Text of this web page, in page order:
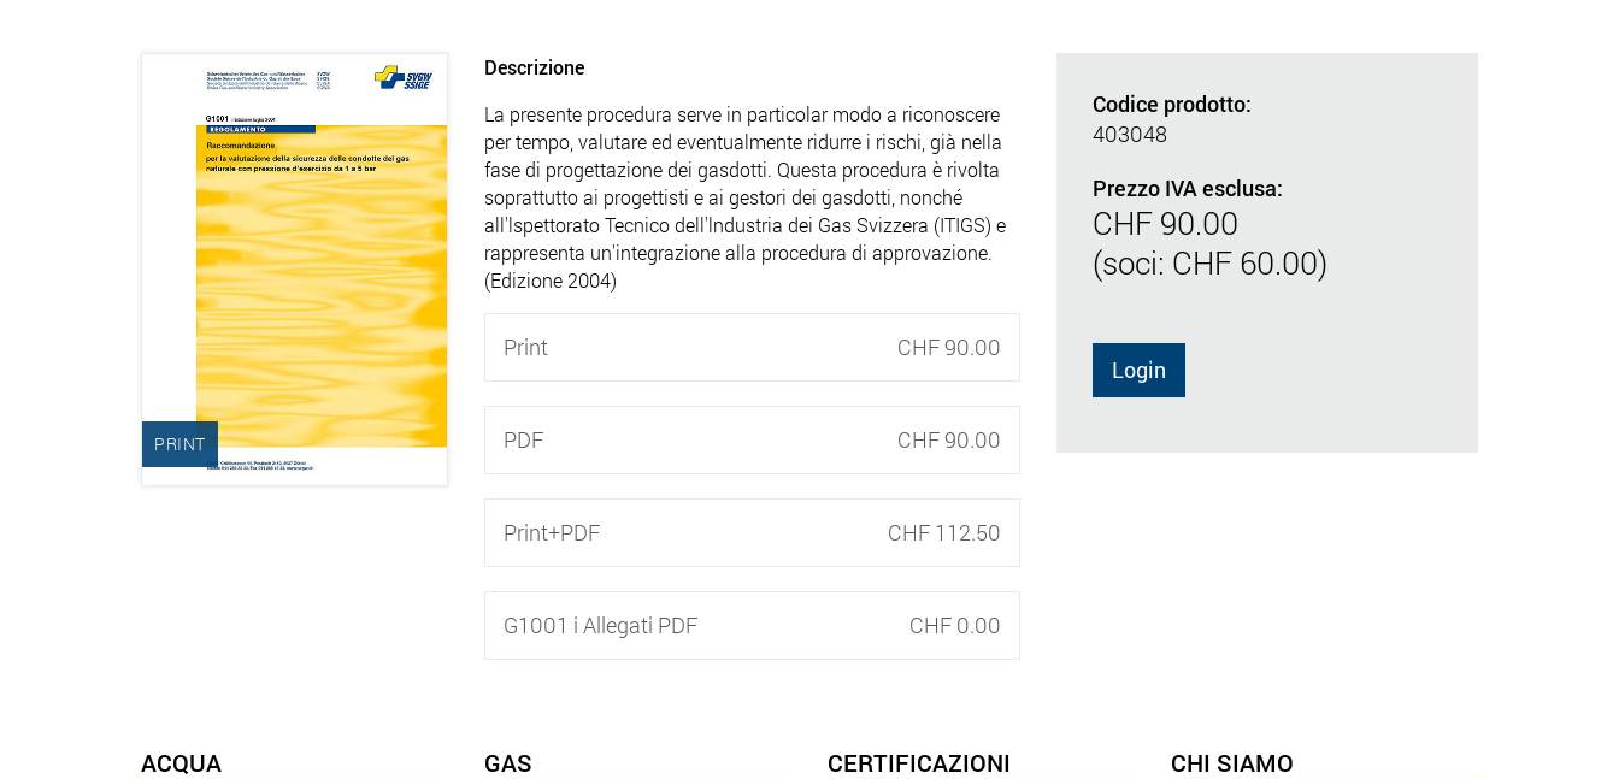
PRINT
Descrizione
La presente procedura serve in particolar modo a riconoscere
per tempo, valutare ed eventualmente ridurre i rischi, già nella
fase di progettazione dei gasdotti. Questa procedura è rivolta
soprattutto ai progettisti e ai gestori dei gasdotti, nonché
all'lspettorato Tecnico dell'lndustria dei Gas Svizzera (ITIGS) e
rappresenta un'integrazione alla procedura di approvazione.
(Edizione 2004)
Print CHF 90.00
PDF CHF 90.00
Print+PDF CHF 112.50
G1001 i Allegati PDF CHF 0.00
Codice prodotto:
403048
Prezzo IVA esclusa:
CHF 90.00
(soci: CHF 60.00)
Login
ACQUA GAS CERTIFICAZIONI CHI SIAMO